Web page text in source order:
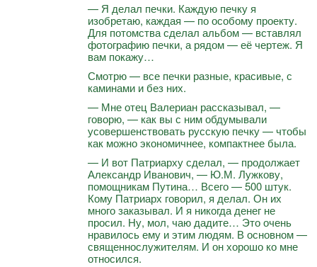
— Я делал печки. Каждую печку я
изобретаю, каждая — по особому проекту.
Для потомства сделал альбом — вставлял
фотографию печки, а рядом — её чертеж. Я
вам покажу…
Смотрю — все печки разные, красивые, с
каминами и без них.
— Мне отец Валериан рассказывал, —
говорю, — как вы с ним обдумывали
усовершенствовать русскую печку — чтобы
как можно экономичнее, компактнее была.
— И вот Патриарху сделал, — продолжает
Александр Иванович, — Ю.М. Лужкову,
помощникам Путина… Всего — 500 штук.
Кому Патриарх говорил, я делал. Он их
много заказывал. И я никогда денег не
просил. Ну, мол, чаю дадите… Это очень
нравилось ему и этим людям. В основном —
священнослужителям. И он хорошо ко мне
относился.